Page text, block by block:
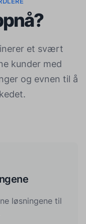
et svært
kunder med
og evnen til å
løsningene til